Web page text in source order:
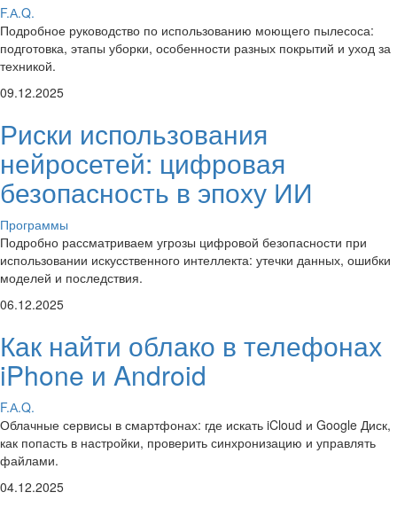
F.А.Q.
Подробное руководство по использованию моющего пылесоса:
подготовка, этапы уборки, особенности разных покрытий и уход за
техникой.
09.12.2025
Риски использования
нейросетей: цифровая
безопасность в эпоху ИИ
Программы
Подробно рассматриваем угрозы цифровой безопасности при
использовании искусственного интеллекта: утечки данных, ошибки
моделей и последствия.
06.12.2025
Как найти облако в телефонах
iPhone и Android
F.А.Q.
Облачные сервисы в смартфонах: где искать iCloud и Google Диск,
как попасть в настройки, проверить синхронизацию и управлять
файлами.
04.12.2025